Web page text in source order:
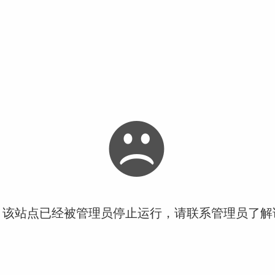
站点已经被管理员停止运行，请联系管理员了